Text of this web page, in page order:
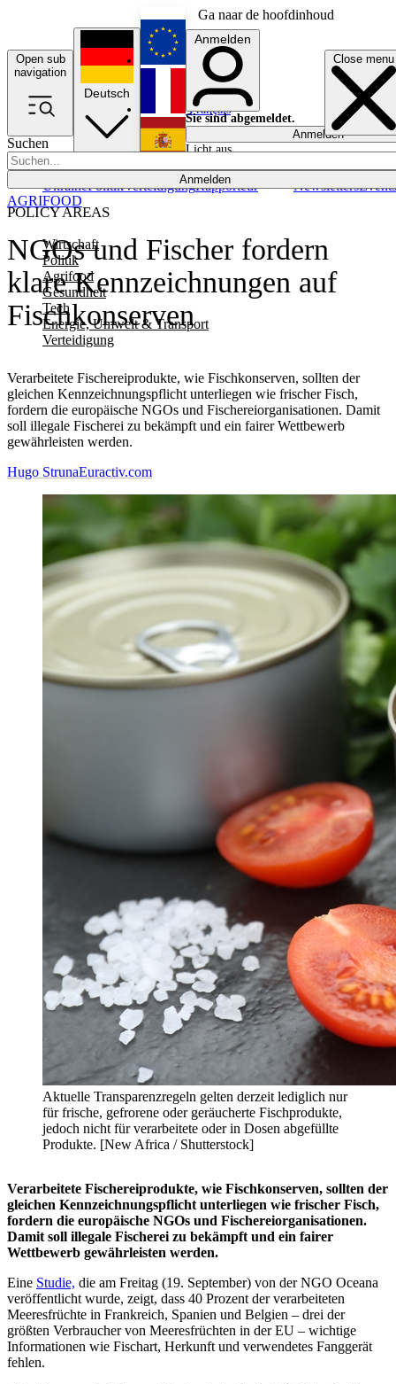
Ga naar de hoofdinhoud
Open sub
navigation
Close menu
Suchen
Anmelden
POLICY AREAS
Wirtschaft
Politik
Agrifood
Gesundheit
Tech
Energie, Umwelt & Transport
Verteidigung
UkrainePolitikVerteidigungRapporteur NewslettersEvents
Deutsch
English
Français
Anmelden
Sie sind abgemeldet.
Anmelden
Licht aus
NGOs und Fischer fordern
klare Kennzeichnungen auf
Fischkonserven
Verarbeitete Fischereiprodukte, wie Fischkonserven, sollten der
gleichen Kennzeichnungspflicht unterliegen wie frischer Fisch,
fordern die europäische NGOs und Fischereiorganisationen. Damit
soll illegale Fischerei zu bekämpft und ein fairer Wettbewerb
gewährleisten werden.
AGRIFOOD
Hugo StrunaEuractiv.com
Aktuelle Transparenzregeln gelten derzeit lediglich nur
für frische, gefrorene oder geräucherte Fischprodukte,
jedoch nicht für verarbeitete oder in Dosen abgefüllte
Produkte. [New Africa / Shutterstock]
Verarbeitete Fischereiprodukte, wie Fischkonserven, sollten der
gleichen Kennzeichnungspflicht unterliegen wie frischer Fisch,
fordern die europäische NGOs und Fischereiorganisationen.
Damit soll illegale Fischerei zu bekämpft und ein fairer
Wettbewerb gewährleisten werden.
Eine Studie, die am Freitag (19. September) von der NGO Oceana
veröffentlicht wurde, zeigt, dass 40 Prozent der verarbeiteten
Meeresfrüchte in Frankreich, Spanien und Belgien – drei der
größten Verbraucher von Meeresfrüchten in der EU – wichtige
Informationen wie Fischart, Herkunft und verwendetes Fanggerät
fehlen.